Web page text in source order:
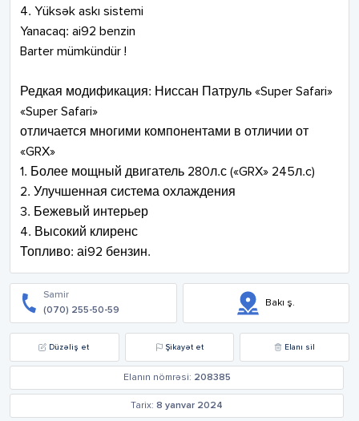
4. ⁠Yüksək askı sistemi
Yanacaq: ai92 benzin
Barter mümkündür !
Редкая модификация: Ниссан Патруль «Super Safari»
«Super Safari»
отличается многими компонентами в отличии от
«GRX»
1. Более мощный двигатель 280л.с («GRX» 245л.c)
2. Улучшенная система охлаждения
3. Бежевый интерьер
4. Высокий клиренс
Топливо: аі92 бензин.
Samir
(070) 255-50-59
Bakı ş.
Düzəliş et Şikayət et Elanı sil
Elanın nömrəsi: 208385
Tarix: 8 yanvar 2024